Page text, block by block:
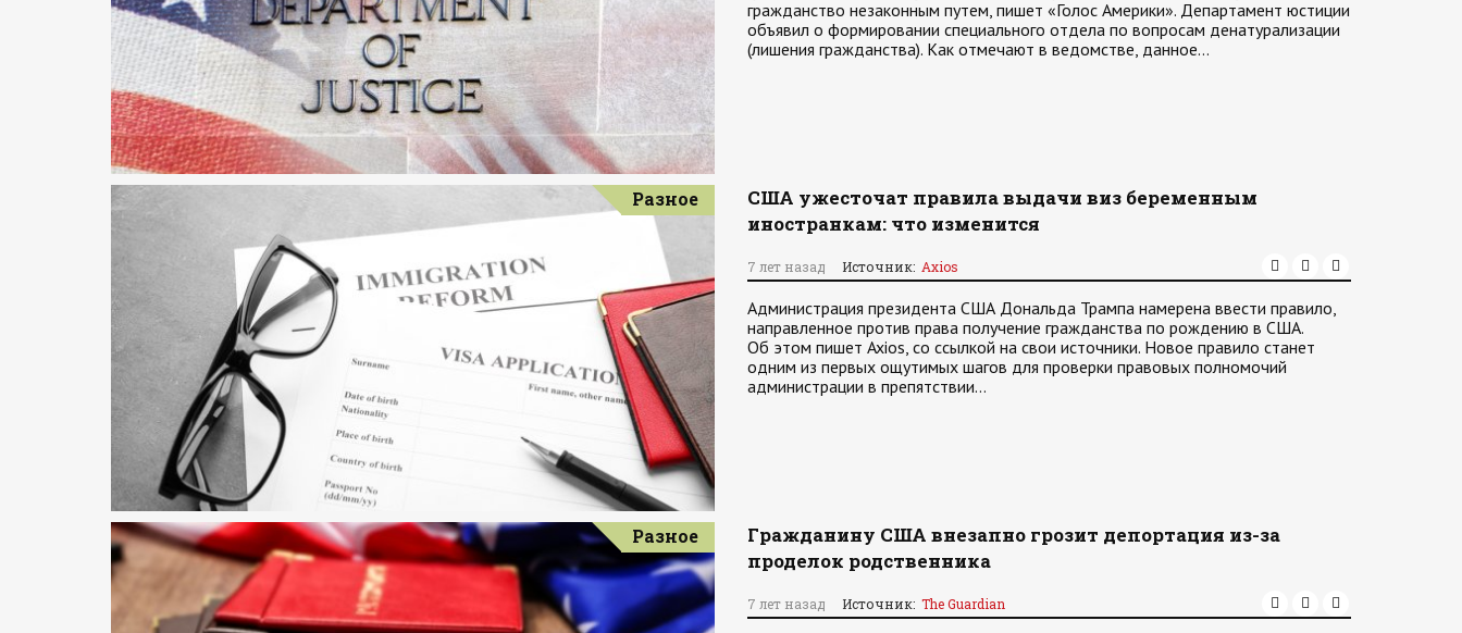
гражданство незаконным путем, пишет «Голос Америки». Департамент юстиции
объявил о формировании специального отдела по вопросам денатурализации
(лишения гражданства). Как отмечают в ведомстве, данное…
Разное
США ужесточат правила выдачи виз беременным
иностранкам: что изменится
7 лет назад Источник: Axios
Администрация президента США Дональда Трампа намерена ввести правило,
направленное против права получение гражданства по рождению в США.
Об этом пишет Axios, со ссылкой на свои источники. Новое правило станет
одним из первых ощутимых шагов для проверки правовых полномочий
администрации в препятствии…
Разное
Гражданину США внезапно грозит депортация из-за
проделок родственника
7 лет назад Источник: The Guardian